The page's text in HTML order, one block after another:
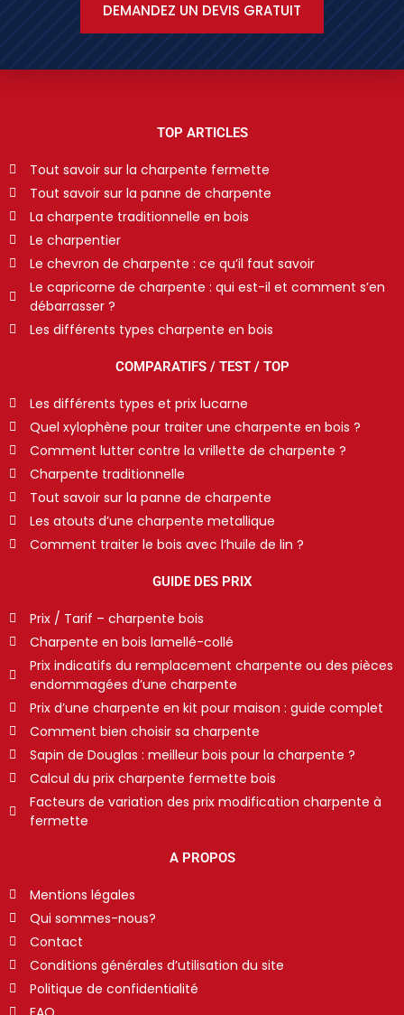
DEMANDEZ UN DEVIS GRATUIT
TOP ARTICLES
Tout savoir sur la charpente fermette
Tout savoir sur la panne de charpente
La charpente traditionnelle en bois
Le charpentier
Le chevron de charpente : ce qu’il faut savoir
Le capricorne de charpente : qui est-il et comment s’en
débarrasser ?
Les différents types charpente en bois
COMPARATIFS / TEST / TOP
Les différents types et prix lucarne
Quel xylophène pour traiter une charpente en bois ?
Comment lutter contre la vrillette de charpente ?
Charpente traditionnelle
Tout savoir sur la panne de charpente
Les atouts d’une charpente metallique
Comment traiter le bois avec l’huile de lin ?
GUIDE DES PRIX
Prix / Tarif – charpente bois
Charpente en bois lamellé-collé
Prix indicatifs du remplacement charpente ou des pièces
endommagées d’une charpente
Prix d’une charpente en kit pour maison : guide complet
Comment bien choisir sa charpente
Sapin de Douglas : meilleur bois pour la charpente ?
Calcul du prix charpente fermette bois
Facteurs de variation des prix modification charpente à
fermette
A PROPOS
Mentions légales
Qui sommes-nous?
Contact
Conditions générales d’utilisation du site
Politique de confidentialité